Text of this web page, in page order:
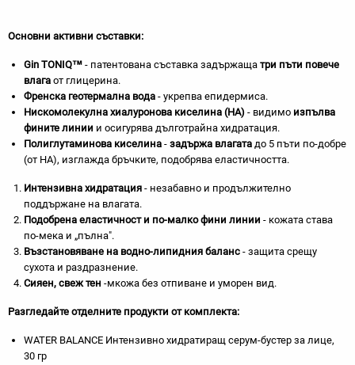
Основни активни съставки:
Gin TONIQ™ - патентована съставка задържаща три пъти повече
влага от глицерина.
Френска геотермална вода - укрепва епидермиса.
Нискомолекулна хиалуронова киселина (HA) - видимо изпълва
фините линии и осигурява дълготрайна хидратация.
Полиглутаминова киселина - задържа влагата до 5 пъти по-добре
(от HA), изглажда бръчките, подобрява еластичността.
Интензивна хидратация - незабавно и продължително
поддържане на влагата.
Подобрена еластичност и по-малко фини линии - кожата става
по-мека и „пълна".
Възстановяване на водно-липидния баланс - защита срещу
сухота и раздразнение.
Сияен, свеж тен -мкожа без отпиване и уморен вид.
Разгледайте отделните продукти от комплекта:
WATER BALANCE Интензивно хидратиращ серум-бустер за лице,
30 гр